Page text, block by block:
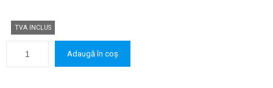
TVA INCLUS
Adaugă în coș